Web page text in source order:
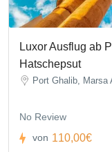
Luxor Ausflug ab
Hatschepsut
Port Ghalib, Marsa
No Review
von 110,00€